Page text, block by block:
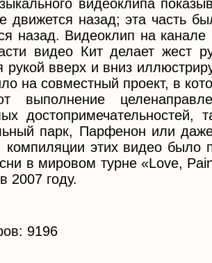
видеоклипа
движется назад; эта часть
назад. Видеоклип на
видео Кит делает жест
рукой вверх и вниз
на совместный проект, в
выполнение
достопримечательностей,
парк, Парфенон или
компиляции этих видео
в мировом турне «Love,
2007 году.
9196